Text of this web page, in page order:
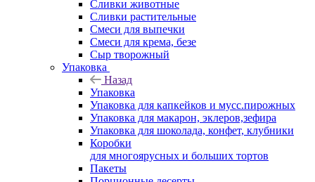
Сливки животные
Сливки растительные
Смеси для выпечки
Смеси для крема, безе
Сыр творожный
Упаковка
Назад
Упаковка
Упаковка для капкейков и мусс.пирожных
Упаковка для макарон, эклеров,зефира
Упаковка для шоколада, конфет, клубники
Коробки
для многоярусных и больших тортов
Пакеты